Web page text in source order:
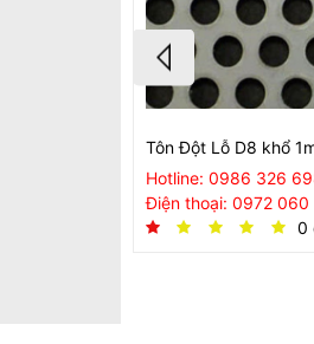
Tôn Đột Lỗ D8 khổ
Hotline: 0986 326
Điện thoại: 0972 060
0